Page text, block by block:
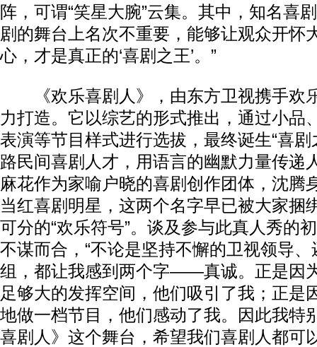
阵，可谓“笑星大腕”云集。其中，知名喜
剧的舞台上名次不重要，能够让观众开怀
心，才是真正的‘喜剧之王’。”
《欢乐喜剧人》，由东方卫视携手欢
力打造。它以综艺的形式推出，通过小品
表演等节目样式进行选拔，最终诞生“喜剧
路民间喜剧人才，用语言的幽默力量传递
麻花作为家喻户晓的喜剧创作团体，沈腾
当红喜剧明星，这两个名字早已被大家捆
可分的“欢乐符号”。谈及参与此真人秀的
不谋而合，“不论是坚持不懈的卫视领导
组，都让我感到两个字——真诚。正是因
足够大的发挥空间，他们吸引了我；正是
地做一档节目，他们感动了我。因此我特
喜剧人》这个舞台，希望我们喜剧人都可